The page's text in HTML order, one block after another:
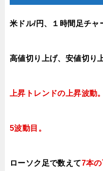
米ドル/円、１時間足チャ
高値切り上げ、安値切り
上昇トレンドの上昇波動。
5波動目。
ローソク足で数えて7本